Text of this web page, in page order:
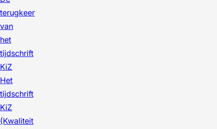
terugkeer
van
het
tijdschrift
KiZ
Het
tijdschrift
KiZ
(Kwaliteit